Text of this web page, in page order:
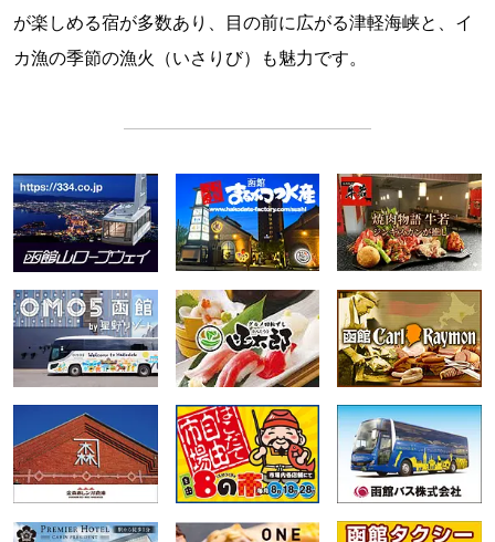
が楽しめる宿が多数あり、目の前に広がる津軽海峡と、イ
カ漁の季節の漁火（いさりび）も魅力です。